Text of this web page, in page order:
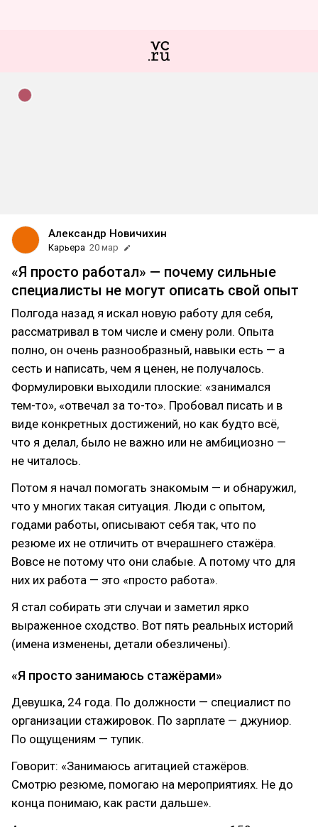
Александр Новичихин
Карьера 20 мар
«Я просто работал» — почему сильные
специалисты не могут описать свой опыт
Полгода назад я искал новую работу для себя,
рассматривал в том числе и смену роли. Опыта
полно, он очень разнообразный, навыки есть — а
сесть и написать, чем я ценен, не получалось.
Формулировки выходили плоские: «занимался
тем-то», «отвечал за то-то». Пробовал писать и в
виде конкретных достижений, но как будто всё,
что я делал, было не важно или не амбициозно —
не читалось.
Потом я начал помогать знакомым — и обнаружил,
что у многих такая ситуация. Люди с опытом,
годами работы, описывают себя так, что по
резюме их не отличить от вчерашнего стажёра.
Вовсе не потому что они слабые. А потому что для
них их работа — это «просто работа».
Я стал собирать эти случаи и заметил ярко
выраженное сходство. Вот пять реальных историй
(имена изменены, детали обезличены).
«Я просто занимаюсь стажёрами»
Девушка, 24 года. По должности — специалист по
организации стажировок. По зарплате — джуниор.
По ощущениям — тупик.
Говорит: «Занимаюсь агитацией стажёров.
Смотрю резюме, помогаю на мероприятиях. Не до
конца понимаю, как расти дальше».